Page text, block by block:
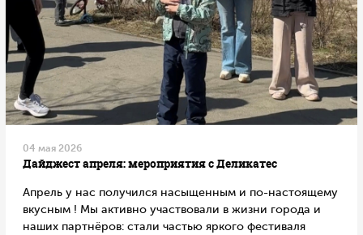
04 мая 2026
Дайджест апреля: мероприятия с Деликатес
Апрель у нас получился насыщенным и по-настоящему
вкусным ! Мы активно участвовали в жизни города и
наших партнёров: стали частью яркого фестиваля